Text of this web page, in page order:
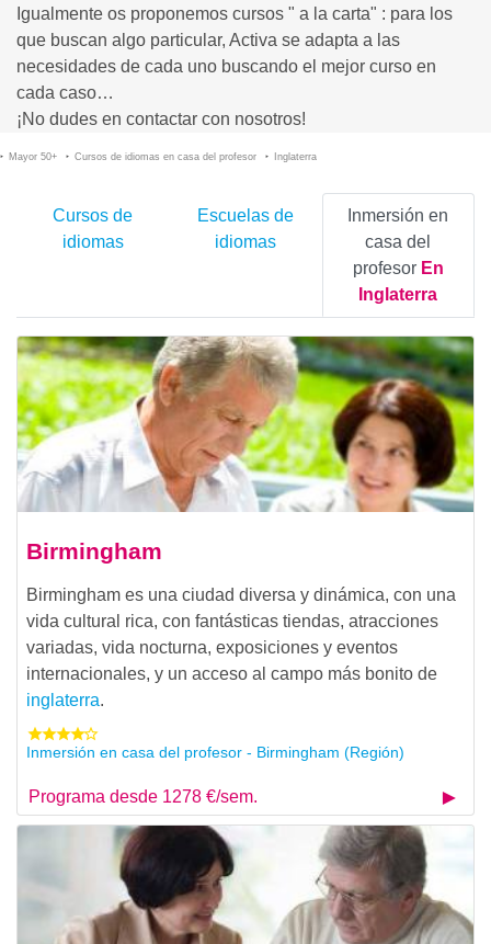
Igualmente os proponemos cursos " a la carta" : para los
que buscan algo particular, Activa se adapta a las
necesidades de cada uno buscando el mejor curso en
cada caso…
¡No dudes en contactar con nosotros!
Mayor 50+ Cursos de idiomas en casa del profesor Inglaterra
Cursos de
idiomas
Escuelas de
idiomas
Inmersión en
casa del
profesor En
Inglaterra
Birmingham
Birmingham es una ciudad diversa y dinámica, con una
vida cultural rica, con fantásticas tiendas, atracciones
variadas, vida nocturna, exposiciones y eventos
internacionales, y un acceso al campo más bonito de
inglaterra.
Inmersión en casa del profesor - Birmingham (Región)
Programa desde 1278 €/sem.